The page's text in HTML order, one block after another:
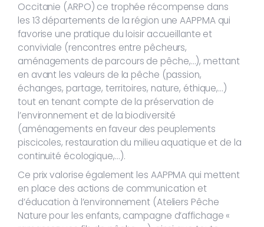
Occitanie (ARPO) ce trophée récompense dans
les 13 départements de la région une AAPPMA qui
favorise une pratique du loisir accueillante et
conviviale (rencontres entre pêcheurs,
aménagements de parcours de pêche,…), mettant
en avant les valeurs de la pêche (passion,
échanges, partage, territoires, nature, éthique,…)
tout en tenant compte de la préservation de
l’environnement et de la biodiversité
(aménagements en faveur des peuplements
piscicoles, restauration du milieu aquatique et de la
continuité écologique,…).
Ce prix valorise également les AAPPMA qui mettent
en place des actions de communication et
d’éducation à l’environnement (Ateliers Pêche
Nature pour les enfants, campagne d’affichage «